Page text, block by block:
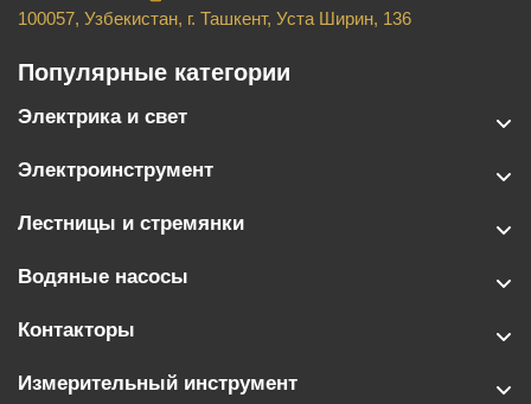
100057, Узбекистан, г. Ташкент, Уста Ширин, 136
Популярные категории
Электрика и свет
Электроинструмент
Лестницы и стремянки
Водяные насосы
Контакторы
Измерительный инструмент